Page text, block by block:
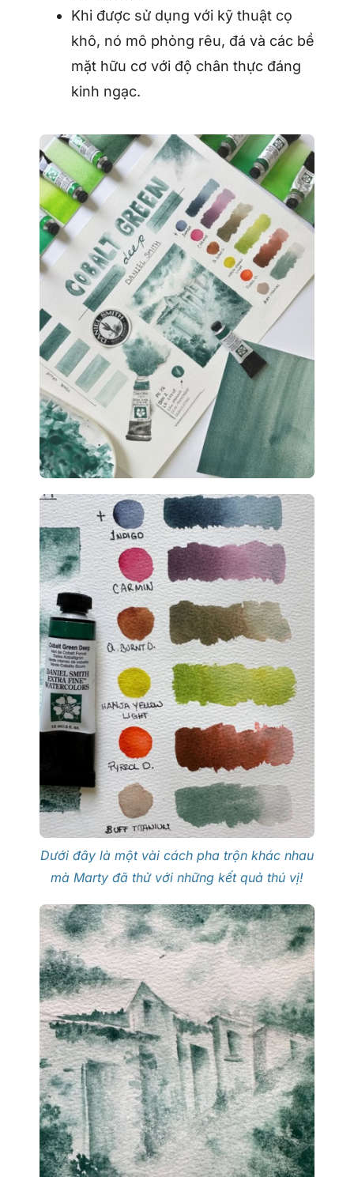
Khi được sử dụng với kỹ thuật cọ
khô, nó mô phỏng rêu, đá và các bề
mặt hữu cơ với độ chân thực đáng
kinh ngạc.
Dưới đây là một vài cách pha trộn khác nhau
mà Marty đã thử với những kết quả thú vị!